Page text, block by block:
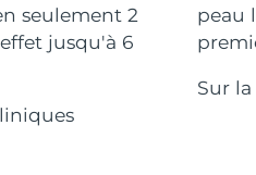
seulement 2
jusqu'à 6
peau
Sur
Livraison estimée 9/8/26
Livraison estimée